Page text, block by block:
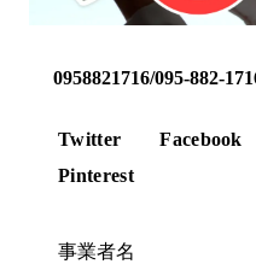
0958821716/095-882-
Twitter Facebook
Pinterest
事業者名